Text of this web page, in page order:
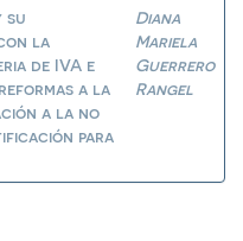
su
la
de IVA e
a la
a la no
para
Diana
Mariela
Guerrero
Rangel